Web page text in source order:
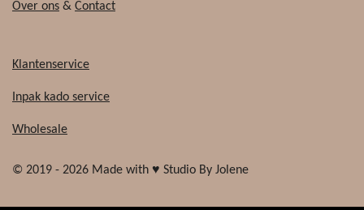
Over ons & Contact
Klantenservice
Inpak kado service
Wholesale
© 2019 - 2026 Made with ♥ Studio By Jolene